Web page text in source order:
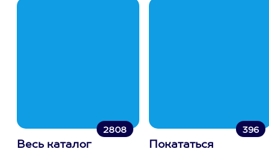
2808
Весь каталог
396
Покататься